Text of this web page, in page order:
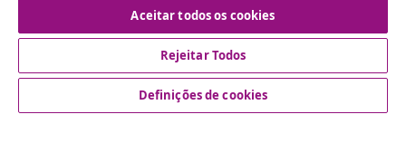
Rescindir o contrato
Atendimento ao cliente
Aceitar todos os cookies
Rejeitar Todos
Definições de cookies